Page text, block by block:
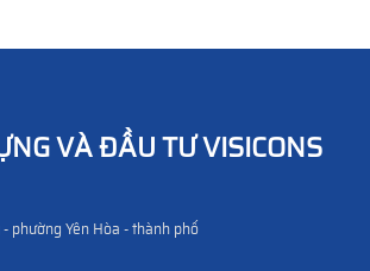
VÀ ĐẦU TƯ VISICONS
phường Yên Hòa - thành phố